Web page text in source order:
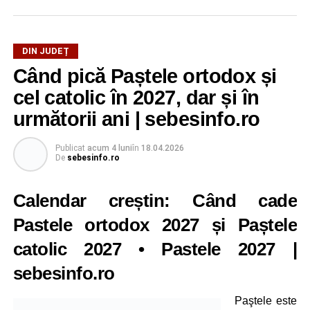
DIN JUDEȚ
Când pică Paștele ortodox și
cel catolic în 2027, dar și în
următorii ani | sebesinfo.ro
Publicat acum 4 luniîn 18.04.2026
De sebesinfo.ro
Calendar creștin: Când cade
Pastele ortodox 2027 și Paștele
catolic 2027• Pastele 2027|
sebesinfo.ro
Paştele este